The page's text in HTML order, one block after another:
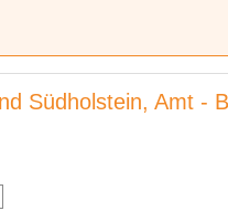
Südholstein, Amt -